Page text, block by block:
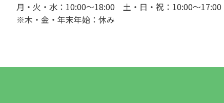
月・火・水：10:00～18:00 土・日・祝：10:00～17:00
※木・金・年末年始：休み